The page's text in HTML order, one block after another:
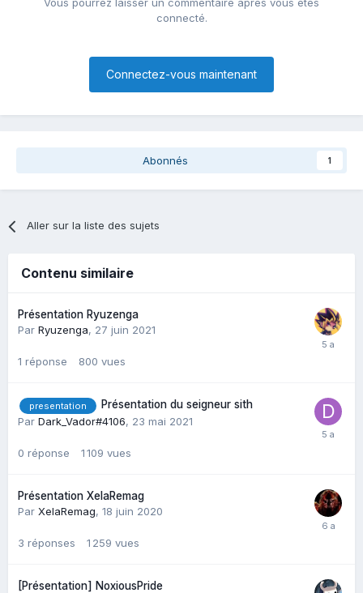
Vous pourrez laisser un commentaire après vous êtes
connecté.
Connectez-vous maintenant
Abonnés 1
Aller sur la liste des sujets
Contenu similaire
Présentation Ryuzenga
Par Ryuzenga, 27 juin 2021
1 réponse 800 vues
presentation
Présentation du seigneur sith
Par Dark_Vador#4106, 23 mai 2021
0 réponse 1 109 vues
Présentation XelaRemag
Par XelaRemag, 18 juin 2020
3 réponses 1 259 vues
[Présentation] NoxiousPride